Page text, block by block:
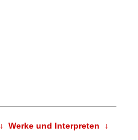
↓ Werke und Interpreten ↓